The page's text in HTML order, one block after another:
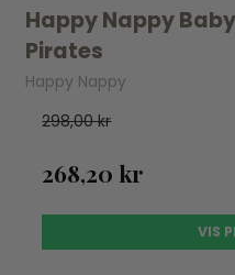
Happy Nappy
Pirates
Happy Nappy
298,00 kr
268,20 kr
VIS